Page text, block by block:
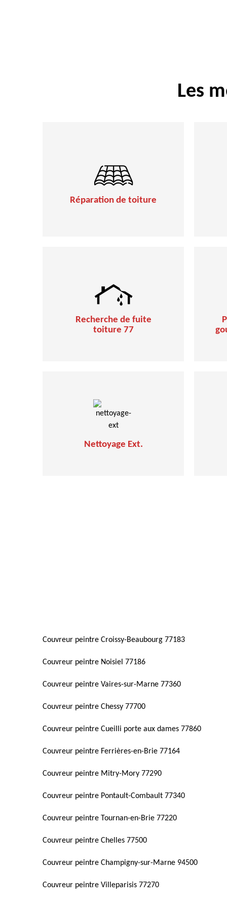
Les
Réparation de toiture
Recherche de fuite
toiture 77
Nettoyage Ext.
Couvreur peintre Croissy-Beaubourg 77183
Couvreur peintre Noisiel 77186
Couvreur peintre Vaires-sur-Marne 77360
Couvreur peintre Chessy 77700
Couvreur peintre Cueilli porte aux dames 77860
Couvreur peintre Ferrières-en-Brie 77164
Couvreur peintre Mitry-Mory 77290
Couvreur peintre Pontault-Combault 77340
Couvreur peintre Tournan-en-Brie 77220
Couvreur peintre Chelles 77500
Couvreur peintre Champigny-sur-Marne 94500
Couvreur peintre Villeparisis 77270